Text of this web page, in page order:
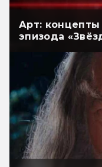
Арт: концепты
эпизода